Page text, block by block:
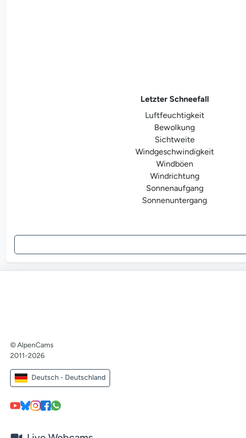
Letzter Schneefall
Luftfeuchtigkeit
Bewolkung
Sichtweite
Windgeschwindigkeit
Windböen
Windrichtung
Sonnenaufgang
Sonnenuntergang
© AlpenCams
2011-2026
Deutsch - Deutschland